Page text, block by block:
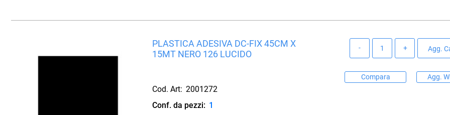
PLASTICA ADESIVA DC-FIX 45CM X
15MT NERO 126 LUCIDO
Cod. Art: 2001272
Conf. da pezzi: 1
Agg.
Compara Agg.